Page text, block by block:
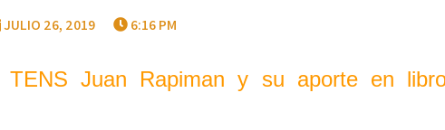
JULIO 26, 2019 6:16 PM
TENS Juan Rapiman y su aporte en